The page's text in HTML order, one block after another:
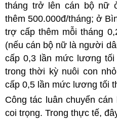
tháng trở lên cán bộ nữ
thêm 500.000đ/tháng; ở
trợ cấp thêm mỗi tháng
(nếu cán bộ nữ là người
cấp 0,3 lần mức lương
trong thời kỳ nuôi con
cấp 0,5 lần mức lương tối
Công tác luân chuyển
coi trọng. Trong thực tế,